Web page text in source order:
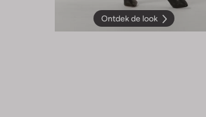
Ontdek de look